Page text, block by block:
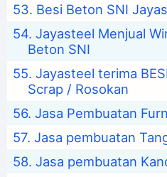
Besi Beton SNI
Jayasteel Menjual
Beton SNI
Jayasteel terima
Scrap / Rosokan
Jasa Pembuatan
Jasa pembuatan
Jasa pembuatan